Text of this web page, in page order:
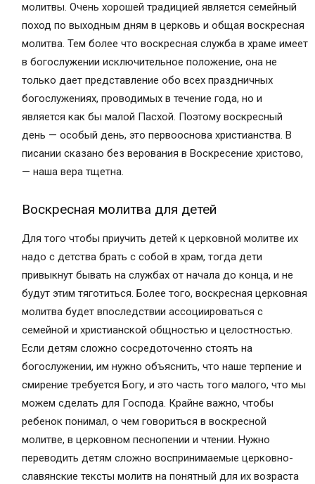
молитвы. Очень хорошей традицией является семейный
поход по выходным дням в церковь и общая воскресная
молитва. Тем более что воскресная служба в храме имеет
в богослужении исключительное положение, она не
только дает представление обо всех праздничных
богослужениях, проводимых в течение года, но и
является как бы малой Пасхой. Поэтому воскресный
день — особый день, это первооснова христианства. В
писании сказано без верования в Воскресение христово,
— наша вера тщетна.
Воскресная молитва для детей
Для того чтобы приучить детей к церковной молитве их
надо с детства брать с собой в храм, тогда дети
привыкнут бывать на службах от начала до конца, и не
будут этим тяготиться. Более того, воскресная церковная
молитва будет впоследствии ассоциироваться с
семейной и христианской общностью и целостностью.
Если детям сложно сосредоточенно стоять на
богослужении, им нужно объяснить, что наше терпение и
смирение требуется Богу, и это часть того малого, что мы
можем сделать для Господа. Крайне важно, чтобы
ребенок понимал, о чем говориться в воскресной
молитве, в церковном песнопении и чтении. Нужно
переводить детям сложно воспринимаемые церковно-
славянские тексты молитв на понятный для их возраста